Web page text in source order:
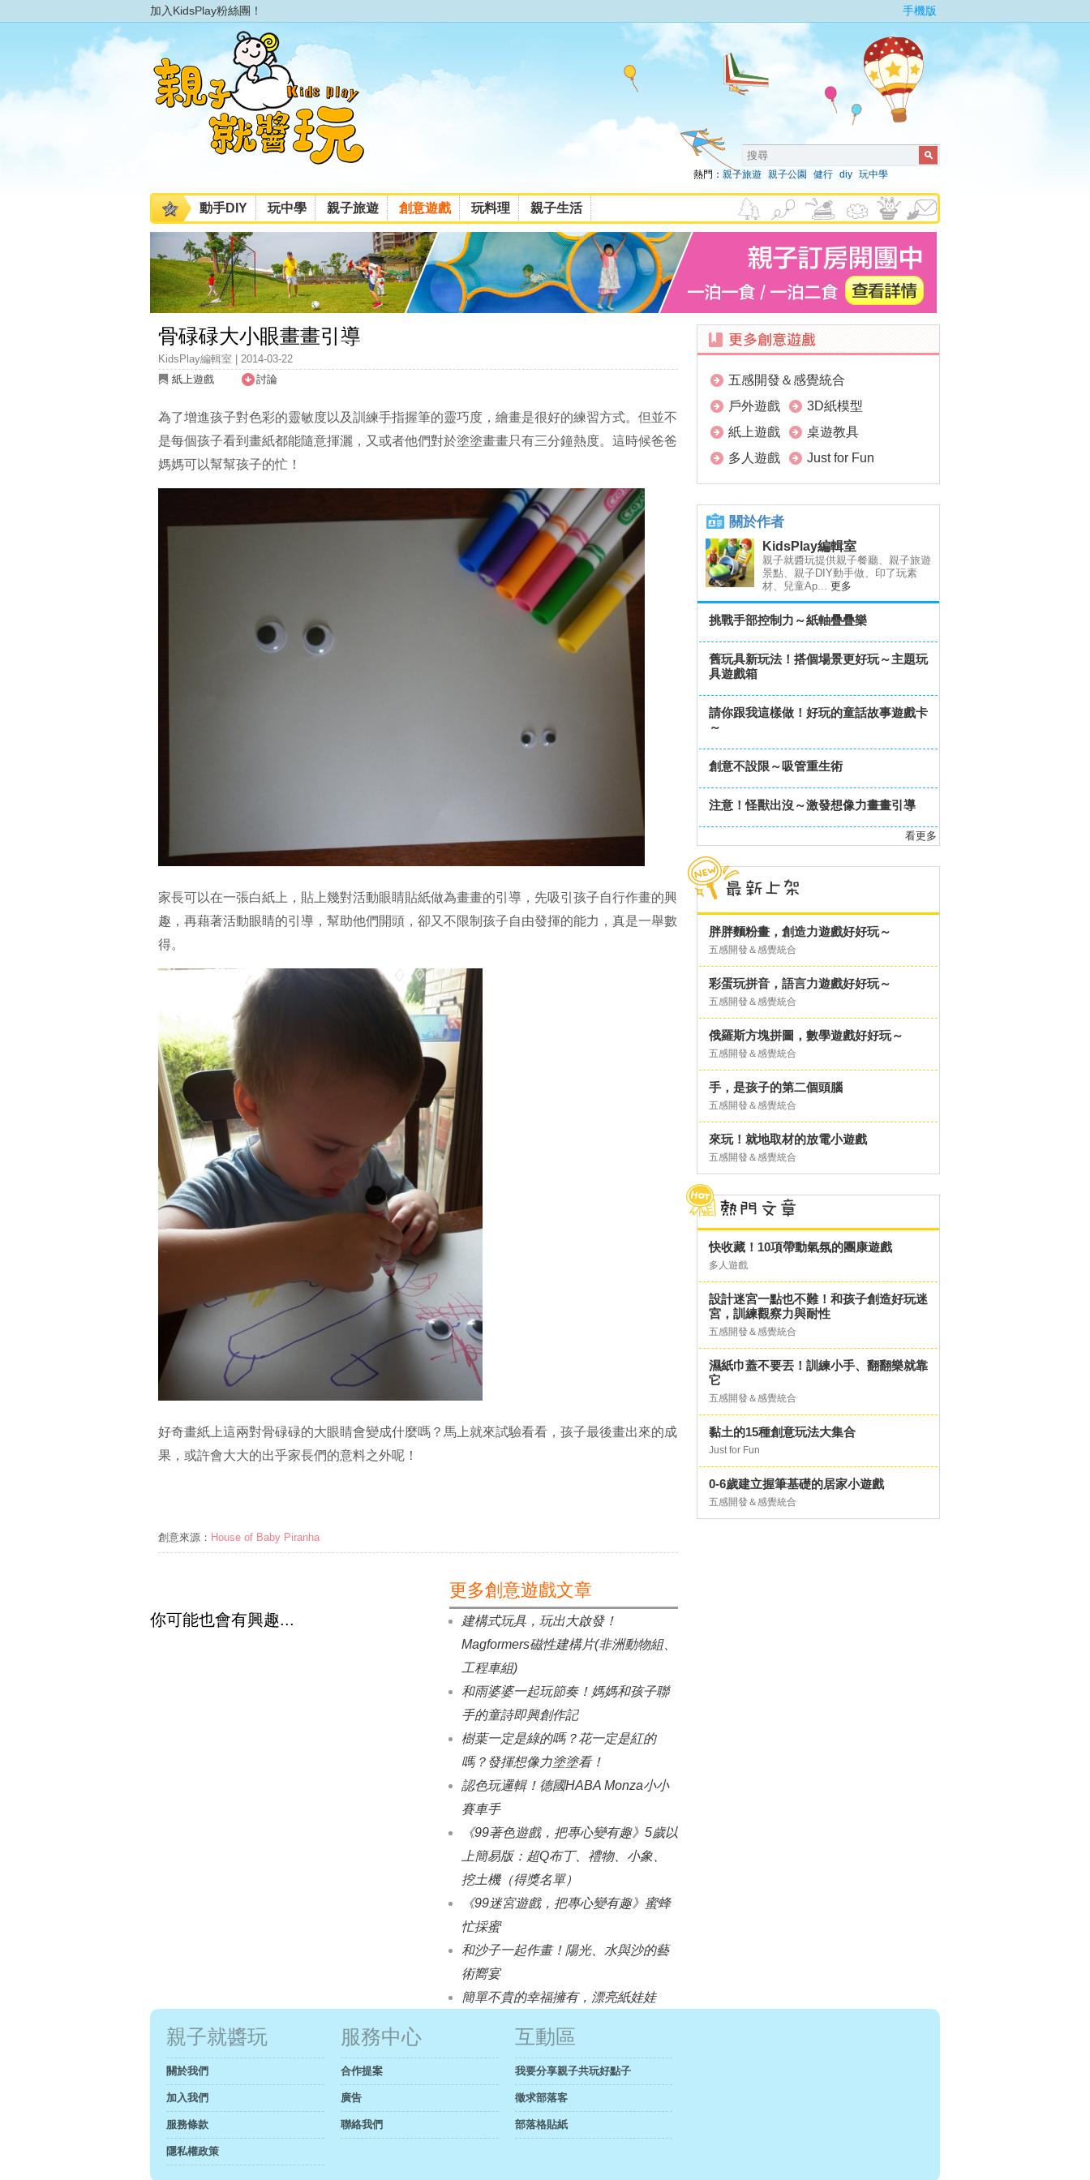
加入KidsPlay粉絲團！ 手機版
熱門： 親子旅遊 親子公園 健行 diy 玩中學
動手DIY 玩中學 親子旅遊 創意遊戲 玩料理 親子生活
骨碌碌大小眼畫畫引導
KidsPlay編輯室 | 2014-03-22
紙上遊戲
討論
為了增進孩子對色彩的靈敏度以及訓練手指握筆的靈巧度，繪畫是很好的練習方式。但並不
是每個孩子看到畫紙都能隨意揮灑，又或者他們對於塗塗畫畫只有三分鐘熱度。這時候爸爸
媽媽可以幫幫孩子的忙！
家長可以在一張白紙上，貼上幾對活動眼睛貼紙做為畫畫的引導，先吸引孩子自行作畫的興
趣，再藉著活動眼睛的引導，幫助他們開頭，卻又不限制孩子自由發揮的能力，真是一舉數
得。
好奇畫紙上這兩對骨碌碌的大眼睛會變成什麼嗎？馬上就來試驗看看，孩子最後畫出來的成
果，或許會大大的出乎家長們的意料之外呢！
創意來源： House of Baby Piranha
更多創意遊戲文章
建構式玩具，玩出大啟發！
Magformers磁性建構片(非洲動物組、
工程車組)
和雨婆婆一起玩節奏！媽媽和孩子聯
手的童詩即興創作記
樹葉一定是綠的嗎？花一定是紅的
嗎？發揮想像力塗塗看！
認色玩邏輯！德國HABA Monza小小
賽車手
《99著色遊戲，把專心變有趣》5歲以
上簡易版：超Q布丁、禮物、小象、
挖土機（得獎名單）
《99迷宮遊戲，把專心變有趣》蜜蜂
忙採蜜
和沙子一起作畫！陽光、水與沙的藝
術嚮宴
簡單不貴的幸福擁有，漂亮紙娃娃
你可能也會有興趣...
五感開發＆感覺統合
戶外遊戲
3D紙模型
紙上遊戲
桌遊教具
多人遊戲
Just for Fun
關於作者
KidsPlay編輯室
親子就醬玩提供親子餐廳、親子旅遊
景點、親子DIY動手做、印了玩素
材、兒童Ap... 更多
挑戰手部控制力～紙軸疊疊樂
舊玩具新玩法！搭個場景更好玩～主題玩
具遊戲箱
請你跟我這樣做！好玩的童話故事遊戲卡
～
創意不設限～吸管重生術
注意！怪獸出沒～激發想像力畫畫引導
看更多
胖胖麵粉畫，創造力遊戲好好玩～
五感開發＆感覺統合
彩蛋玩拼音，語言力遊戲好好玩～
五感開發＆感覺統合
俄羅斯方塊拼圖，數學遊戲好好玩～
五感開發＆感覺統合
手，是孩子的第二個頭腦
五感開發＆感覺統合
來玩！就地取材的放電小遊戲
五感開發＆感覺統合
快收藏！10項帶動氣氛的團康遊戲
多人遊戲
設計迷宮一點也不難！和孩子創造好玩迷
宮，訓練觀察力與耐性
五感開發＆感覺統合
濕紙巾蓋不要丟！訓練小手、翻翻樂就靠
它
五感開發＆感覺統合
黏土的15種創意玩法大集合
Just for Fun
0-6歲建立握筆基礎的居家小遊戲
五感開發＆感覺統合
親子就醬玩
關於我們
加入我們
服務條款
隱私權政策
服務中心
合作提案
廣告
聯絡我們
互動區
我要分享親子共玩好點子
徵求部落客
部落格貼紙